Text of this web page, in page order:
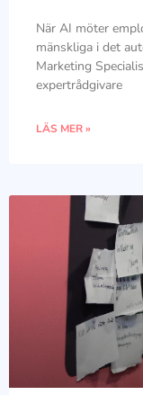
När AI möter
mänskliga i det
Marketing
expertrådgivare
LÄS MER »